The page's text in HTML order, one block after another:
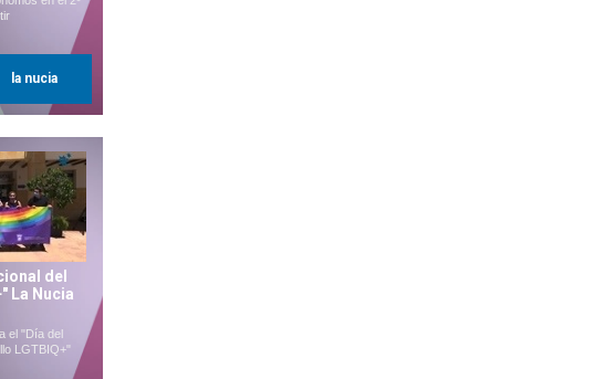
la nucia
del
La Nucia
el "Día del
LGTBIQ+"